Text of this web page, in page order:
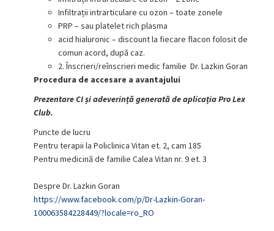
Infiltrații intrarticulare cu ozon – toate zonele
PRP –sau platelet rich plasma
acid hialuronic – discount la fiecare flacon folosit de
comun acord, după caz.
2. Înscrieri/reînscrieri medic familie Dr. Lazkin Goran
Procedura de accesare a avantajului
Prezentare CI și adeverință generată de aplicația Pro Lex
Club.
Puncte de lucru
Pentru terapii la Policlinica Vitan et. 2, cam 185
Pentru medicină de familie Calea Vitan nr. 9 et. 3
Despre Dr. Lazkin Goran
https://www.facebook.com/p/Dr-Lazkin-Goran-
100063584228449/?locale=ro_RO